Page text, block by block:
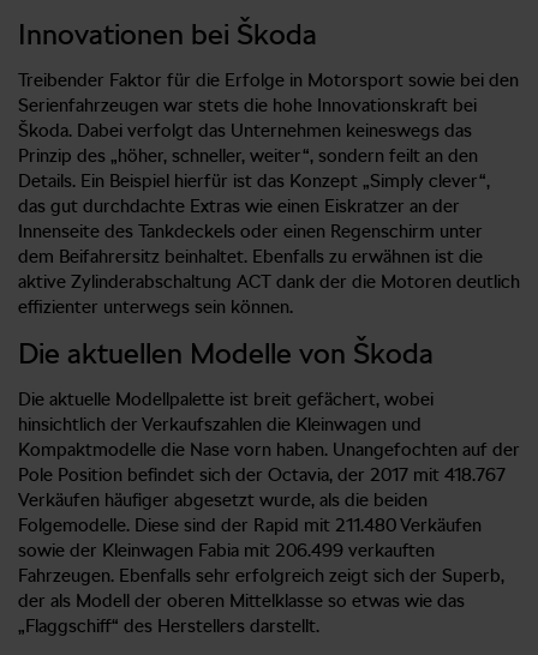
Innovationen bei Škoda
Treibender Faktor für die Erfolge in Motorsport sowie bei den
Serienfahrzeugen war stets die hohe Innovationskraft bei
Škoda. Dabei verfolgt das Unternehmen keineswegs das
Prinzip des „höher, schneller, weiter“, sondern feilt an den
Details. Ein Beispiel hierfür ist das Konzept „Simply clever“,
das gut durchdachte Extras wie einen Eiskratzer an der
Innenseite des Tankdeckels oder einen Regenschirm unter
dem Beifahrersitz beinhaltet. Ebenfalls zu erwähnen ist die
aktive Zylinderabschaltung ACT dank der die Motoren deutlich
effizienter unterwegs sein können.
Die aktuellen Modelle von Škoda
Die aktuelle Modellpalette ist breit gefächert, wobei
hinsichtlich der Verkaufszahlen die Kleinwagen und
Kompaktmodelle die Nase vorn haben. Unangefochten auf der
Pole Position befindet sich der Octavia, der 2017 mit 418.767
Verkäufen häufiger abgesetzt wurde, als die beiden
Folgemodelle. Diese sind der Rapid mit 211.480 Verkäufen
sowie der Kleinwagen Fabia mit 206.499 verkauften
Fahrzeugen. Ebenfalls sehr erfolgreich zeigt sich der Superb,
der als Modell der oberen Mittelklasse so etwas wie das
„Flaggschiff“ des Herstellers darstellt.